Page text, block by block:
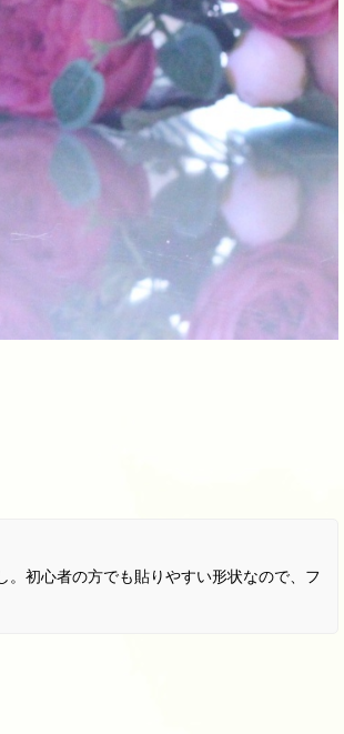
初心者の方でも貼りやすい形状なので、フ